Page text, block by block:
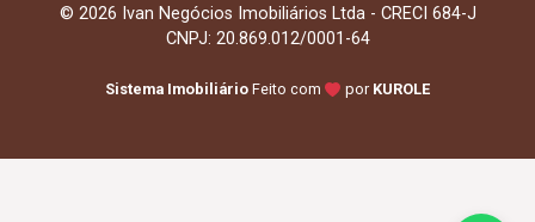
© 2026 Ivan Negócios Imobiliários Ltda - CRECI 684-J
CNPJ: 20.869.012/0001-64
Sistema Imobiliário Feito com por KUROLE